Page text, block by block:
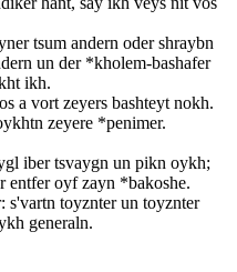
tsum andern oder shraybn
un der *kholem-bashafer
ikh.
a vort zeyers bashteyt nokh.
zeyere *penimer.
iber tsvaygn un pikn oykh;
entfer oyf zayn *bakoshe.
toyznter un toyznter
generaln.